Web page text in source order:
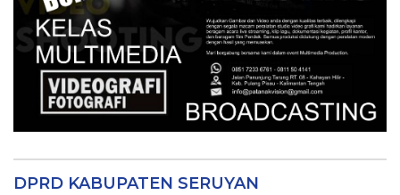
DPRD KABUPATEN SERUYAN